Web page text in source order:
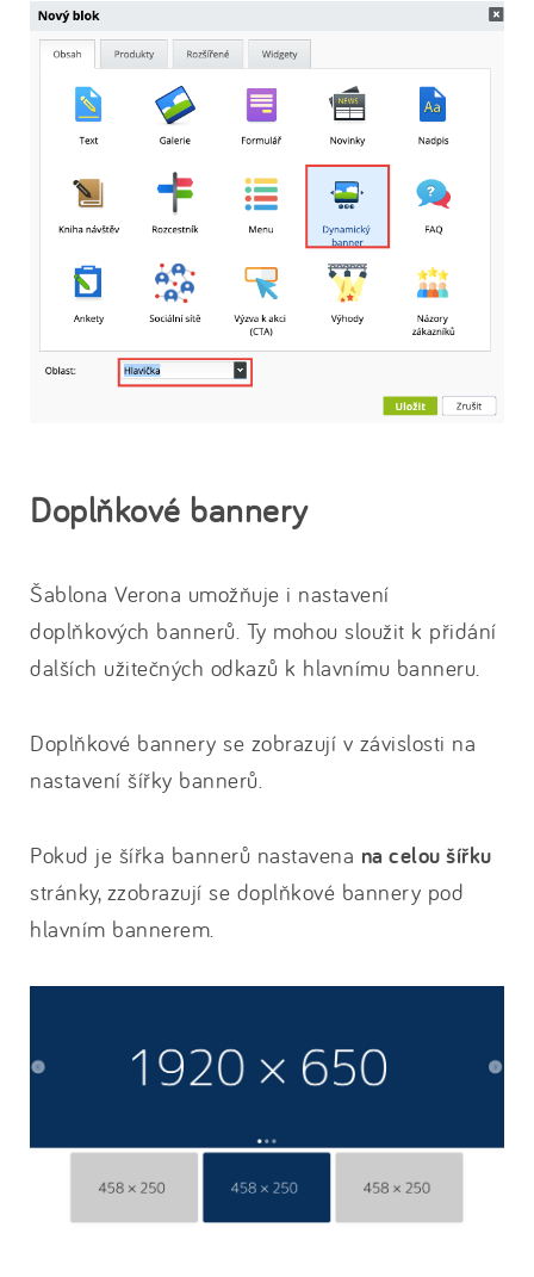
Doplňkové bannery
Šablona Verona umožňuje i nastavení
doplňkových bannerů. Ty mohou sloužit k přidání
dalších užitečných odkazů k hlavnímu banneru.
Doplňkové bannery se zobrazují v závislosti na
nastavení šířky bannerů.
Pokud je šířka bannerů nastavena na celou šířku
stránky, zzobrazují se doplňkové bannery pod
hlavním bannerem.